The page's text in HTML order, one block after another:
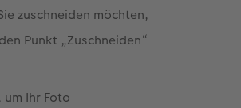
zuschneiden möchten,
Punkt „Zuschneiden“
Ihr Foto